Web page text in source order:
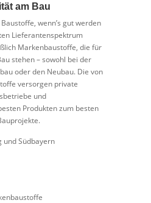
am Bau
wenn’s gut werden
Lieferantenspektrum
Markenbaustoffe, die für
stehen – sowohl bei der
oder den Neubau. Die von
versorgen private
und
Produkten zum besten
und Südbayern